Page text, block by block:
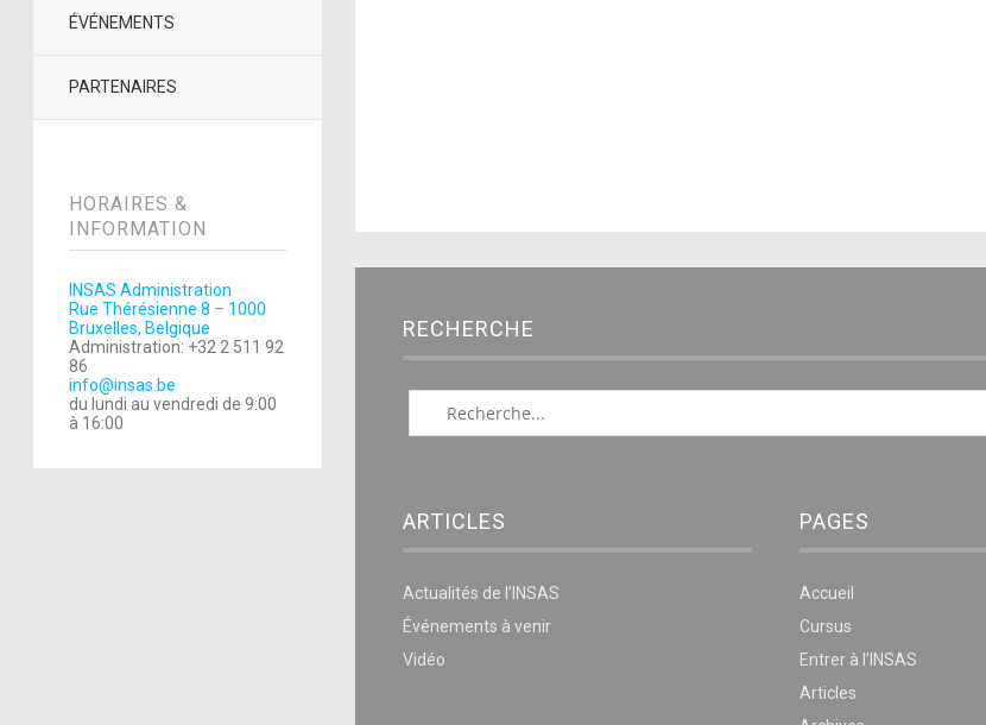
ÉVÉNEMENTS
PARTENAIRES
HORAIRES &
INFORMATION
INSAS Administration
Rue Thérésienne 8 – 1000
Bruxelles, Belgique
Administration: +32 2 511 92
86
info@insas.be
du lundi au vendredi de 9:00
à 16:00
RECHERCHE
ARTICLES
Actualités de l’INSAS
Événements à venir
Vidéo
PAGES
Accueil
Cursus
Entrer à l’INSAS
Articles